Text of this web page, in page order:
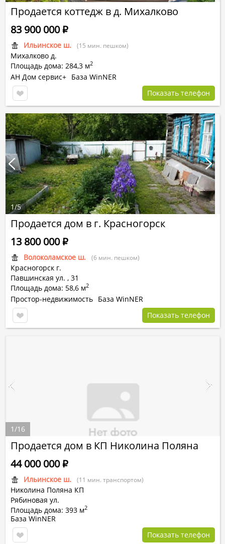
Продается коттедж в д. Михалково
Ильинское ш. (15 мин. пешком)
Михалково д.
Площадь дома: 284,3 м2
83 900 000Р
АН Дом сервис+ База WinNER
Показать телефон
Продается дом в г. Красногорск
Волоколамское ш. (6 мин. пешком)
Красногорск г.
Павшинская ул. , 31
Площадь дома: 58,6 м2
13 800 000Р
Простор-недвижимость База WinNER
Показать телефон
1/5
Продается дом в КП Николина Поляна
Ильинское ш. (11 мин. транспортом)
Николина Поляна КП
Рябиновая ул.
Площадь дома: 393 м2
44 000 000Р
База WinNER
Показать телефон
1/16